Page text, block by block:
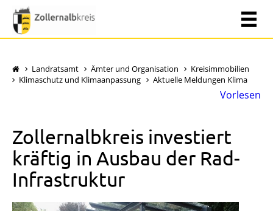
Landratsamt Ämter und Organisation
Kreisimmobilien
Klimaschutz und Klimaanpassung
Aktuelle Meldungen Klima
Vorlesen
Zollernalbkreis investiert
kräftig in Ausbau der Rad-
Infrastruktur